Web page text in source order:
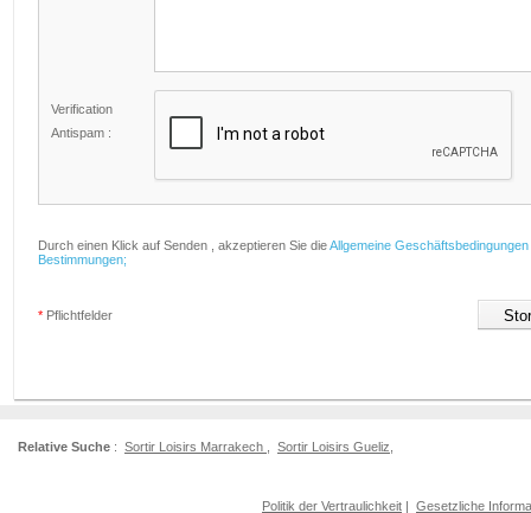
Verification
Antispam :
Durch einen Klick auf Senden , akzeptieren Sie dieAllgemeine Geschäftsbedingungen
Bestimmungen;
* Pflichtfelder
Relative Suche : Sortir Loisirs Marrakech Sortir Loisirs Gueliz
Politik der Vertraulichkeit | Gesetzliche